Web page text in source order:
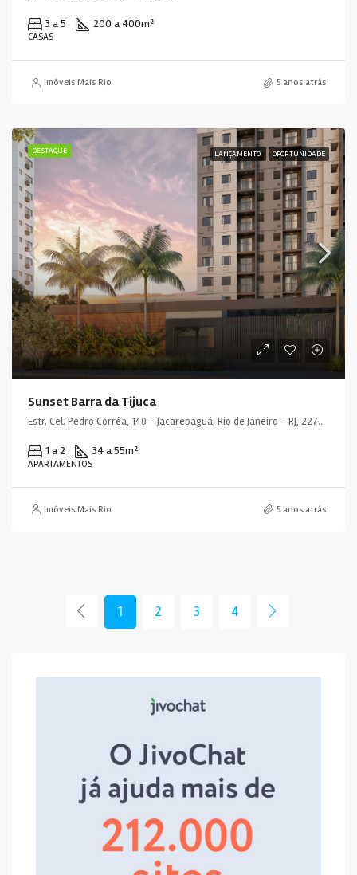
3 a 5 200 a 400m²
CASAS
Imóveis Mais Rio 5 anos atrás
DESTAQUE LANÇAMENTO OPORTUNIDADE
Sunset Barra da Tijuca
Estr. Cel. Pedro Corrêa, 140 - Jacarepaguá, Rio de Janeiro - RJ, 22775-090, Brasil
1 a 2 34 a 55m²
APARTAMENTOS
Imóveis Mais Rio 5 anos atrás
1 2 3 4